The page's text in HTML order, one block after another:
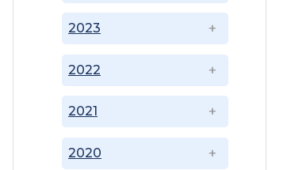
2020
2021
2022
2023